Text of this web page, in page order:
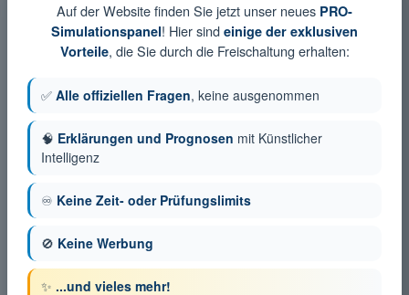
Auf der Website finden Sie jetzt unser neues PRO-
Simulationspanel! Hier sind einige der exklusiven
Vorteile, die Sie durch die Freischaltung erhalten:
✅ Alle offiziellen Fragen, keine ausgenommen
🧠 Erklärungen und Prognosen mit Künstlicher
Intelligenz
♾️ Keine Zeit- oder Prüfungslimits
🚫 Keine Werbung
✨ ...und vieles mehr!